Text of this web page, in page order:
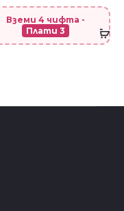
Вземи 4 чифта -
Плати 3